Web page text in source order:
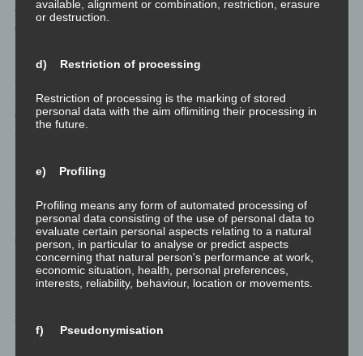
Abkürzungen oder Selbstschwindeleien. Das Ergebnis wird den
Aufwand wert sein.
In den drei Videos, in denen ich die Meditationen zum Verstehen,
nur „die Emotion“ sagen. Und du ersetzt das dann bitte
gedanklich für dich einfach durch die Emotion, an der du gerade
arbeitest. In genau dieser Reihenfolge: Ärger, Traurigkeit, Angst,
belastenden Emotionen. Falls du am Weg Unterstützung
möchtest, bitte wende dich jederzeit einfach direkt an mich. Auf
der Homepage minimedi.online findest du meine Kontaktdaten.
TAGGED TRANSFORMATION,360SEK
available, alignment or combination, restriction, erasure
or destruction.
d) Restriction of processing
Restriction of processing is the marking of stored
personal data with the aim oflimiting their processing in
the future.
e) Profiling
Profiling means any form of automated processing of
personal data consisting of the use of personal data to
evaluate certain personal aspects relating to a natural
person, in particular to analyse or predict aspects
concerning that natural person's performance at work,
economic situation, health, personal preferences,
interests, reliability, behaviour, location or movements.
f) Pseudonymisation